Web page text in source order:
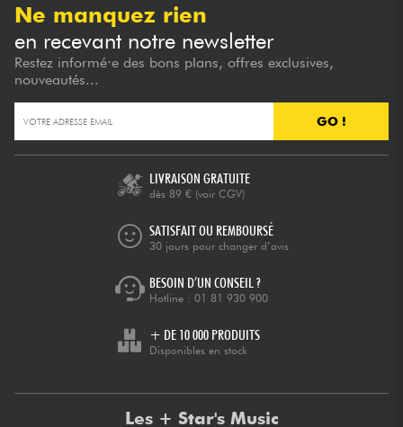
Ne manquez rien
en recevant notre newsletter
Restez informé·e des bons plans, offres exclusives,
nouveautés...
GO !
LIVRAISON GRATUITE
dès 89 € (voir CGV)
SATISFAIT OU REMBOURSÉ
30 jours pour changer d’avis
BESOIN D’UN CONSEIL ?
Hotline : 01 81 930 900
+ DE 10 000 PRODUITS
Disponibles en stock
Les + Star's Music